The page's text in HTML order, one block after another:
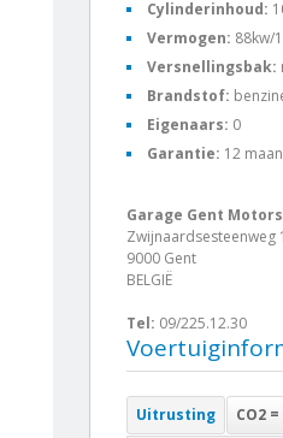
Cylinderinhoud:
Vermogen: 88kw/
Versnellingsbak:
Brandstof:
Eigenaars: 0
Garantie: 12
Garage Gent Motors
Zwijnaardsesteenweg
9000 Gent
BELGIË
Tel: 09/225.12.30
Uitrusting CO2